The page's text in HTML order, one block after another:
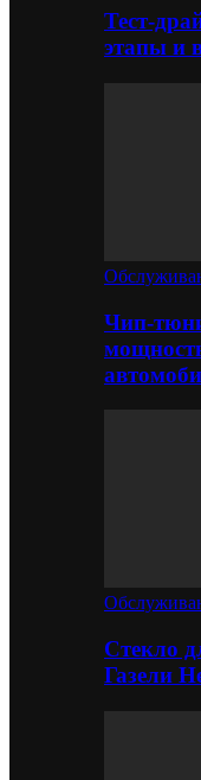
Тест-
этапы и
Чип-
Стекло
Газели